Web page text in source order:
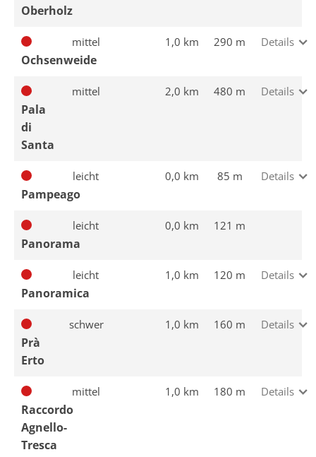
Oberholz
Ochsenweide
mittel 1,0 km 290 m Details
Pala
di
Santa
mittel 2,0 km 480 m Details
Pampeago
leicht 0,0 km 85 m Details
Panorama
leicht 0,0 km 121 m
Panoramica
leicht 1,0 km 120 m Details
Prà
Erto
schwer 1,0 km 160 m Details
Raccordo
Agnello-
Tresca
mittel 1,0 km 180 m Details